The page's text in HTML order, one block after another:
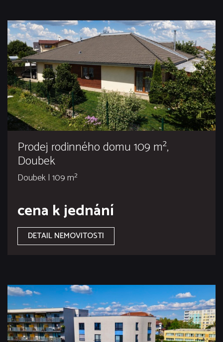
Prodej rodinného domu 109 m²,
Doubek
Doubek | 109 m²
cena k jednání
DETAIL NEMOVITOSTI